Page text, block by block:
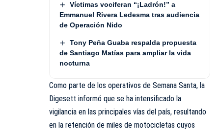
Víctimas vociferan “¡Ladrón!” a
Emmanuel Rivera Ledesma tras audiencia
de Operación Nido
Tony Peña Guaba respalda propuesta
de Santiago Matías para ampliar la vida
nocturna
Como parte de los operativos de Semana Santa, la
Digesett informó que se ha intensificado la
vigilancia en las principales vías del país, resultando
en la retención de miles de motocicletas cuyos